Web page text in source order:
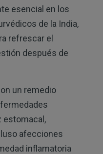
esencial en los
de la India,
refrescar el
después de
un remedio
estomacal,
afecciones
inflamatoria